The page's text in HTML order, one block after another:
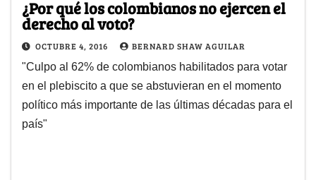
¿Por qué los colombianos no ejercen el
derecho al voto?
OCTUBRE 4, 2016 BERNARD SHAW AGUILAR
"Culpo al 62% de colombianos habilitados para votar
en el plebiscito a que se abstuvieran en el momento
político más importante de las últimas décadas para el
país"